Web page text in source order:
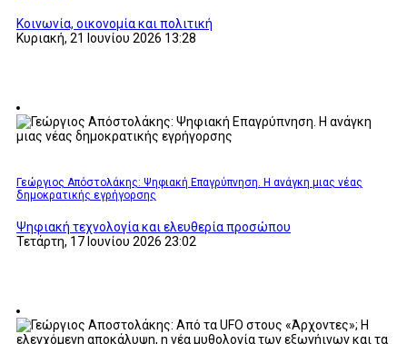
Κοινωνία, οικονομία και πολιτική
Κυριακή, 21 Ιουνίου 2026 13:28
Γεώργιος Απόστολάκης: Ψηφιακή Επαγρύπνηση. Η ανάγκη μιας νέας
δημοκρατικής εγρήγορσης
Ψηφιακή τεχνολογία και ελευθερία προσώπου
Τετάρτη, 17 Ιουνίου 2026 23:02